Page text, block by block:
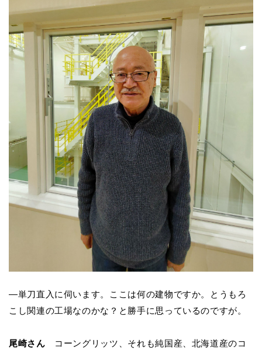
―単刀直入に伺います。ここは何の建物ですか。とうもろ
こし関連の工場なのかな？と勝手に思っているのですが。
尾崎さん コーングリッツ、それも純国産、北海道産のコ